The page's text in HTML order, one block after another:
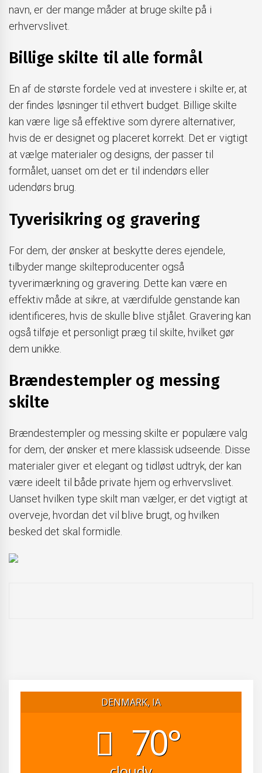
navn, er der mange måder at bruge skilte på i
erhvervslivet.
Billige skilte til alle formål
En af de største fordele ved at investere i skilte er, at
der findes løsninger til ethvert budget. Billige skilte
kan være lige så effektive som dyrere alternativer,
hvis de er designet og placeret korrekt. Det er vigtigt
at vælge materialer og designs, der passer til
formålet, uanset om det er til indendørs eller
udendørs brug.
Tyverisikring og gravering
For dem, der ønsker at beskytte deres ejendele,
tilbyder mange skilteproducenter også
tyverimærkning og gravering. Dette kan være en
effektiv måde at sikre, at værdifulde genstande kan
identificeres, hvis de skulle blive stjålet. Gravering kan
også tilføje et personligt præg til skilte, hvilket gør
dem unikke.
Brændestempler og messing
skilte
Brændestempler og messing skilte er populære valg
for dem, der ønsker et mere klassisk udseende. Disse
materialer giver et elegant og tidløst udtryk, der kan
være ideelt til både private hjem og erhvervslivet.
Uanset hvilken type skilt man vælger, er det vigtigt at
overveje, hvordan det vil blive brugt, og hvilken
besked det skal formidle.
DENMARK, IA
70°